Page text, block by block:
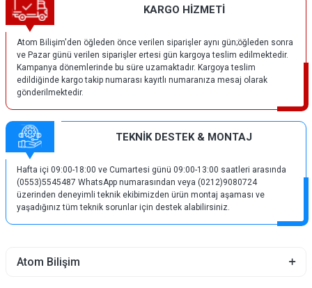
KARGO HİZMETİ
Atom Bilişim'den öğleden önce verilen siparişler aynı gün;öğleden sonra
ve Pazar günü verilen siparişler ertesi gün kargoya teslim edilmektedir.
Kampanya dönemlerinde bu süre uzamaktadır. Kargoya teslim
edildiğinde kargo takip numarası kayıtlı numaranıza mesaj olarak
gönderilmektedir.
TEKNİK DESTEK & MONTAJ
Hafta içi 09:00-18:00 ve Cumartesi günü 09:00-13:00 saatleri arasında
(0553)5545487 WhatsApp numarasından veya (0212)9080724
üzerinden deneyimli teknik ekibimizden ürün montaj aşaması ve
yaşadığınız tüm teknik sorunlar için destek alabilirsiniz.
Atom Bilişim